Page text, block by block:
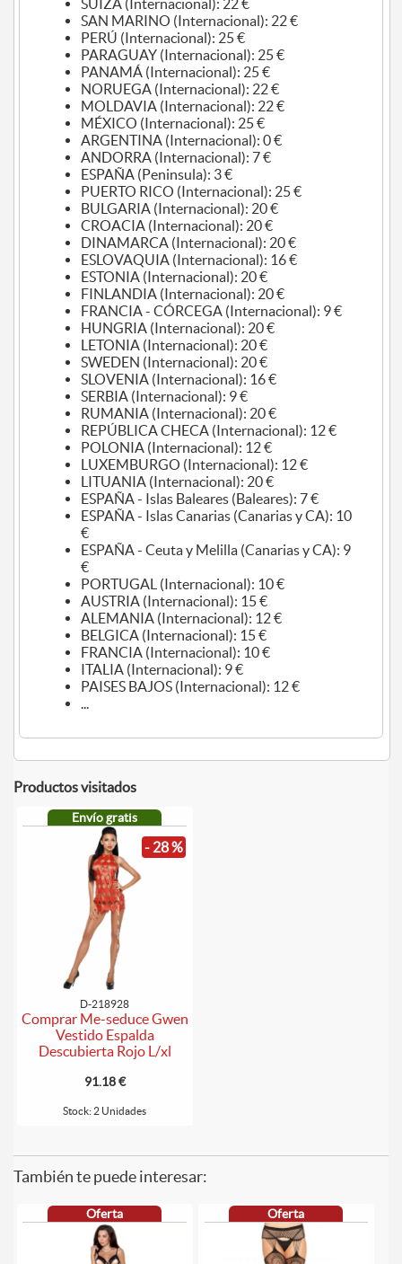
SUIZA (Internacional): 22 €
SAN MARINO (Internacional): 22 €
PERÚ (Internacional): 25 €
PARAGUAY (Internacional): 25 €
PANAMÁ (Internacional): 25 €
NORUEGA (Internacional): 22 €
MOLDAVIA (Internacional): 22 €
MÉXICO (Internacional): 25 €
ARGENTINA (Internacional): 0 €
ANDORRA (Internacional): 7 €
ESPAÑA (Peninsula): 3 €
PUERTO RICO (Internacional): 25 €
BULGARIA (Internacional): 20 €
CROACIA (Internacional): 20 €
DINAMARCA (Internacional): 20 €
ESLOVAQUIA (Internacional): 16 €
ESTONIA (Internacional): 20 €
FINLANDIA (Internacional): 20 €
FRANCIA - CÓRCEGA (Internacional): 9 €
HUNGRIA (Internacional): 20 €
LETONIA (Internacional): 20 €
SWEDEN (Internacional): 20 €
SLOVENIA (Internacional): 16 €
SERBIA (Internacional): 9 €
RUMANIA (Internacional): 20 €
REPÚBLICA CHECA (Internacional): 12 €
POLONIA (Internacional): 12 €
LUXEMBURGO (Internacional): 12 €
LITUANIA (Internacional): 20 €
ESPAÑA - Islas Baleares (Baleares): 7 €
ESPAÑA - Islas Canarias (Canarias y CA): 10
€
ESPAÑA - Ceuta y Melilla (Canarias y CA): 9
€
PORTUGAL (Internacional): 10 €
AUSTRIA (Internacional): 15 €
ALEMANIA (Internacional): 12 €
BELGICA (Internacional): 15 €
FRANCIA (Internacional): 10 €
ITALIA (Internacional): 9 €
PAISES BAJOS (Internacional): 12 €
...
Productos visitados
Envío gratis
- 28 %
D-218928
Comprar Me-seduce Gwen
Vestido Espalda
Descubierta Rojo L/xl
91.18 €
Stock: 2 Unidades
También te puede interesar:
Oferta Oferta